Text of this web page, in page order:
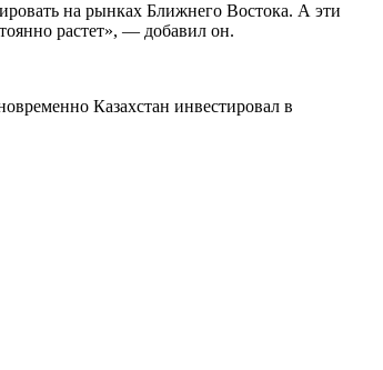
на рынках Ближнего Востока. А эти
растет», — добавил он.
Казахстан инвестировал в